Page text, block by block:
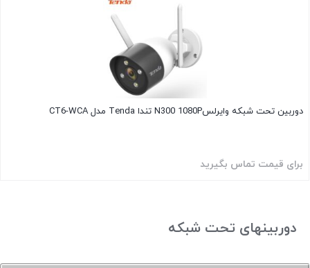
دوربین تحت شبکه وایرلسN300 1080P تندا Tenda مدل CT6-WCA
برای قیمت تماس بگیرید
دوربینهای تحت شبکه